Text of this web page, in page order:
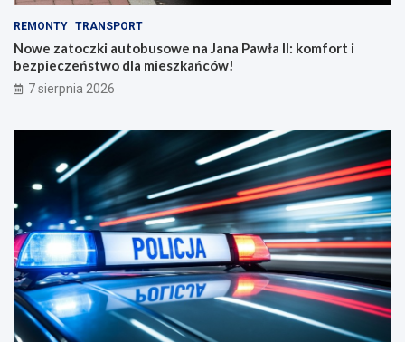
REMONTY TRANSPORT
Nowe zatoczki autobusowe na Jana Pawła II: komfort i
bezpieczeństwo dla mieszkańców!
7 sierpnia 2026